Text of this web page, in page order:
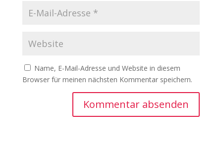
Name, E-Mail-Adresse und Website in diesem
Browser für meinen nächsten Kommentar speichern.